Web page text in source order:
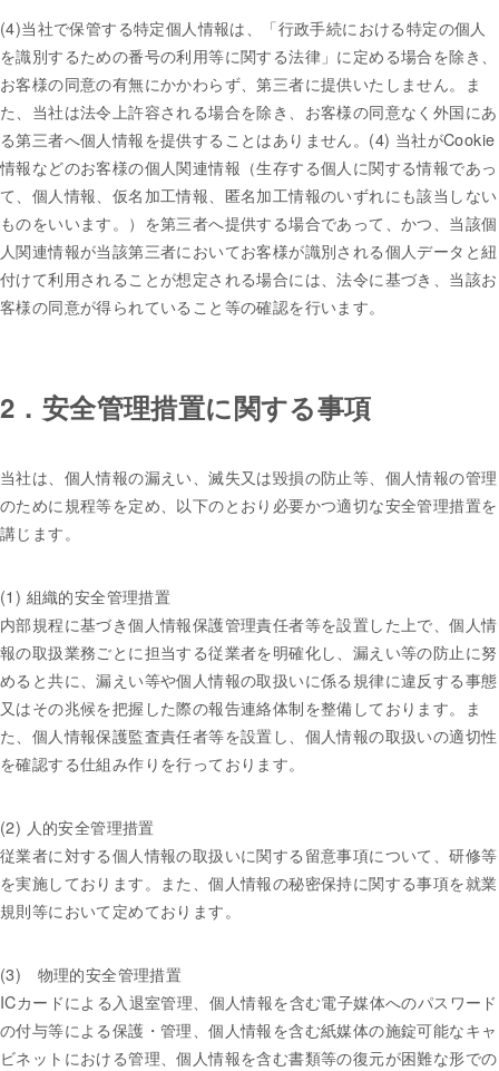
(4)当社で保管する特定個人情報は、「行政手続における特定の個人
を識別するための番号の利用等に関する法律」に定める場合を除き、
お客様の同意の有無にかかわらず、第三者に提供いたしません。ま
た、当社は法令上許容される場合を除き、お客様の同意なく外国にあ
る第三者へ個人情報を提供することはありません。(4) 当社がCookie
情報などのお客様の個人関連情報（生存する個人に関する情報であっ
て、個人情報、仮名加工情報、匿名加工情報のいずれにも該当しない
ものをいいます。）を第三者へ提供する場合であって、かつ、当該個
人関連情報が当該第三者においてお客様が識別される個人データと紐
付けて利用されることが想定される場合には、法令に基づき、当該お
客様の同意が得られていること等の確認を行います。
2．安全管理措置に関する事項
当社は、個人情報の漏えい、滅失又は毀損の防止等、個人情報の管理
のために規程等を定め、以下のとおり必要かつ適切な安全管理措置を
講じます。
(1) 組織的安全管理措置
内部規程に基づき個人情報保護管理責任者等を設置した上で、個人情
報の取扱業務ごとに担当する従業者を明確化し、漏えい等の防止に努
めると共に、漏えい等や個人情報の取扱いに係る規律に違反する事態
又はその兆候を把握した際の報告連絡体制を整備しております。ま
た、個人情報保護監査責任者等を設置し、個人情報の取扱いの適切性
を確認する仕組み作りを行っております。
(2) 人的安全管理措置
従業者に対する個人情報の取扱いに関する留意事項について、研修等
を実施しております。また、個人情報の秘密保持に関する事項を就業
規則等において定めております。
(3) 物理的安全管理措置
ICカードによる入退室管理、個人情報を含む電子媒体へのパスワード
の付与等による保護・管理、個人情報を含む紙媒体の施錠可能なキャ
ビネットにおける管理、個人情報を含む書類等の復元が困難な形での